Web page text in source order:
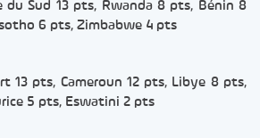
du Sud 13 pts, Rwanda 8 pts, Bénin 8
6 pts, Zimbabwe 4 pts
13 pts, Cameroun 12 pts, Libye 8 pts,
5 pts, Eswatini 2 pts